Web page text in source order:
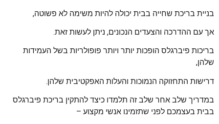
בניית בריכת שחייה בבית יכולה להיות משימה לא פשוטה,
אך עם ההדרכה והצעדים הנכונים, ניתן לעשות זאת.
בריכות פיברגלס הופכות יותר ויותר פופולריות בשל העמידות
שלהן,
דרישות התחזוקה הנמוכות והעלות האפקטיבית שלהן.
במדריך שלב אחר שלב זה תלמדו כיצד להתקין בריכת פיברגלס
בבית בעצמכם לפני שתזמינו אנשי מקצוע –